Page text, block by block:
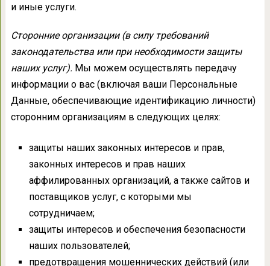
и иные услуги.
Сторонние организации (в силу требований
законодательства или при необходимости защиты
наших услуг). Мы можем осуществлять передачу
информации о вас (включая ваши Персональные
Данные, обеспечивающие идентификацию личности)
сторонним организациям в следующих целях:
защиты наших законных интересов и прав,
законных интересов и прав наших
аффилированных организаций, а также сайтов и
поставщиков услуг, с которыми мы
сотрудничаем;
защиты интересов и обеспечения безопасности
наших пользователей;
предотвращения мошеннических действий (или